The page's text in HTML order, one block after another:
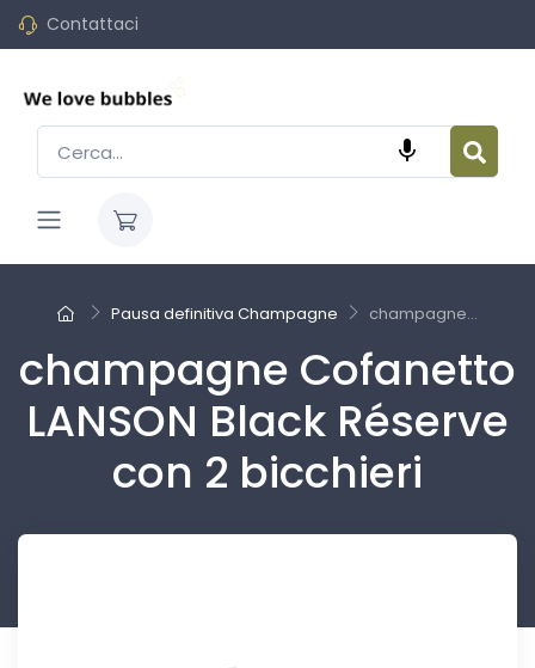
Contattaci

Pausa definitiva Champagne champagne...
champagne Cofanetto
LANSON Black Réserve
con 2 bicchieri